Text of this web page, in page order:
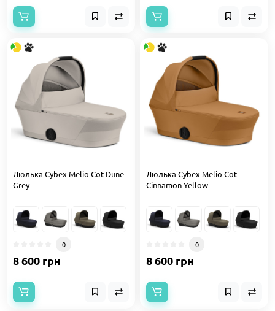
Люлька Cybex Melio Cot Dune
Grey
0
8 600 грн
Люлька Cybex Melio Cot
Cinnamon Yellow
0
8 600 грн